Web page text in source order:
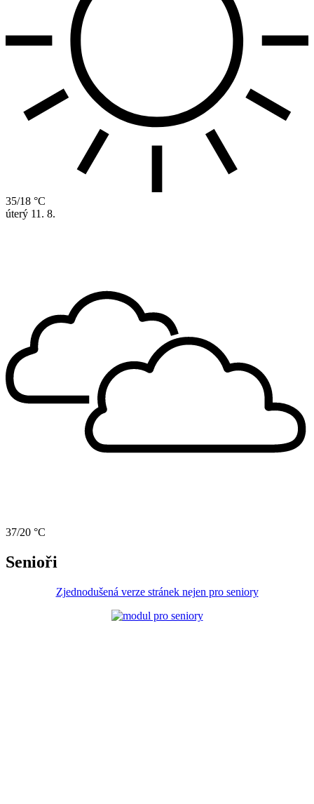
35/18 °C
úterý 11. 8.
37/20 °C
Senioři
Zjednodušená verze stránek nejen pro seniory